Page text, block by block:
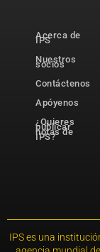
Acerca de
IPS
Nuestros
socios
Contáctenos
Apóyenos
¿Quieres
publicar
notas de
IPS?
IPS es una